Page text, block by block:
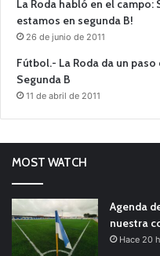
La Roda habló en el campo:
estamos en segunda B!
26 de junio de 2011
Fútbol.- La Roda da un
Segunda B
11 de abril de 2011
MOST WATCH
Agenda
nuestra
Hace 20